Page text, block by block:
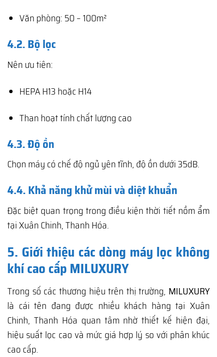
Văn phòng: 50 – 100m²
4.2. Bộ lọc
Nên ưu tiên:
HEPA H13 hoặc H14
Than hoạt tính chất lượng cao
4.3. Độ ồn
Chọn máy có chế độ ngủ yên tĩnh, độ ồn dưới 35dB.
4.4. Khả năng khử mùi và diệt khuẩn
Đặc biệt quan trọng trong điều kiện thời tiết nồm ẩm
tại Xuân Chinh, Thanh Hóa.
5. Giới thiệu các dòng máy lọc không
khí cao cấp MILUXURY
Trong số các thương hiệu trên thị trường, MILUXURY
là cái tên đang được nhiều khách hàng tại Xuân
Chinh, Thanh Hóa quan tâm nhờ thiết kế hiện đại,
hiệu suất lọc cao và mức giá hợp lý so với phân khúc
cao cấp.